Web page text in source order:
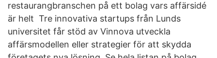
restaurangbranschen på ett bolag vars affärsidé
är helt Tre innovativa startups från Lunds
universitet får stöd av Vinnova utveckla
affärsmodellen eller strategier för att skydda